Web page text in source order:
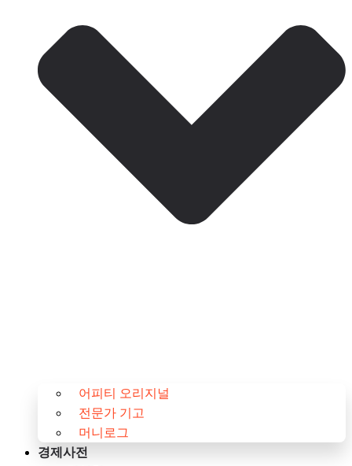
어피티 오리지널
전문가 기고
머니로그
경제사전